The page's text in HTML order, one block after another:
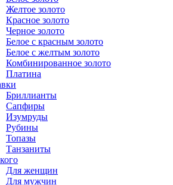
Желтое золото
Красное золото
Черное золото
Белое с красным золото
Белое с желтым золото
Комбинированное золото
Платина
Бриллианты
Сапфиры
Изумруды
Рубины
Топазы
Танзаниты
Для женщин
Для мужчин